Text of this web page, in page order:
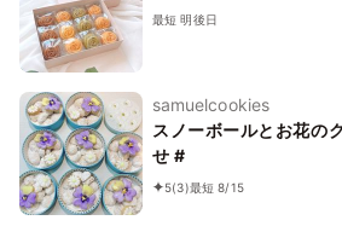
最短 明後日
samuelcookies
スノーボールとお花の
せ #
5(3)最短 8/15